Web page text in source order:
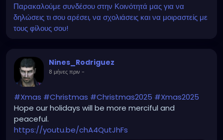
Παρακαλούμε συνδέσου στην Κοινότητά μας για να
δηλώσεις τι σου αρέσει, να σχολιάσεις και να μοιραστείς με
τους φίλους σου!
Nines_Rodriguez
8 μήνες πριν -
#Xmas #Christmas #Christmas2025 #Xmas2025
Hope our holidays will be more merciful and
peaceful.
https://youtu.be/chA4QutJhFs